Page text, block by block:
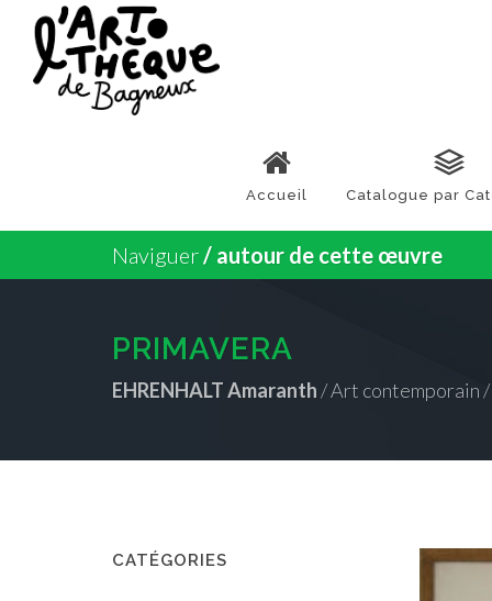
Accueil Catalogue par
Naviguer/ autour de cette œuvre
PRIMAVERA
EHRENHALT Amaranth/ Art contemporain
CATÉGORIES